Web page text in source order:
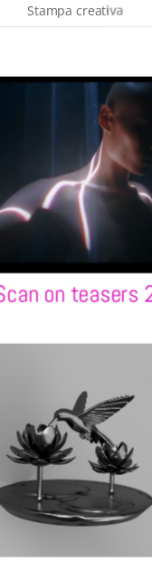
Stampa creativa
on teasers